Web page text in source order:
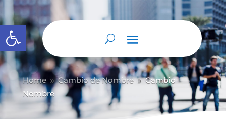
Abrir barra de herramientas
Home 9 Cambio de Nombre 9 Cambio
Nombre